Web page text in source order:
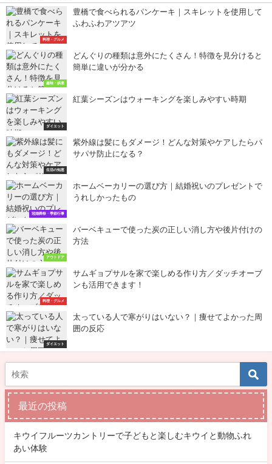
料理・グルメ
豊橋で食べられるパンケーキ｜スキレットを使用して
ふわふわアツアツ
趣味・娯楽
どんぐりの種類は意外にたくさん！特徴を見分けると
簡単に違いが分かる
ダイエット
紅葉シーズンはウォーキングを楽しみやすい時期
生活の知恵
紫外線は髪にもダメージ！どんな対策やケアしたらパ
サパサ防止になる？
冠婚葬祭・季節行事
ホームベーカリーの選び方｜結婚祝いのプレゼントで
うれしかったもの
アウトドア
バーベキューで使った炭の正しい消し方や後片付けの
方法
料理・グルメ
サムギョプサルを家で楽しめる作り方／ダッチオーブ
ンも活用できます！
ダイエット
太っている人で寒がりはいない？｜痩せてよかった周
囲の反応
最近の投稿
キウイフルーツカントリーで子どもと楽しむキウイと動物ふれ
あい体験